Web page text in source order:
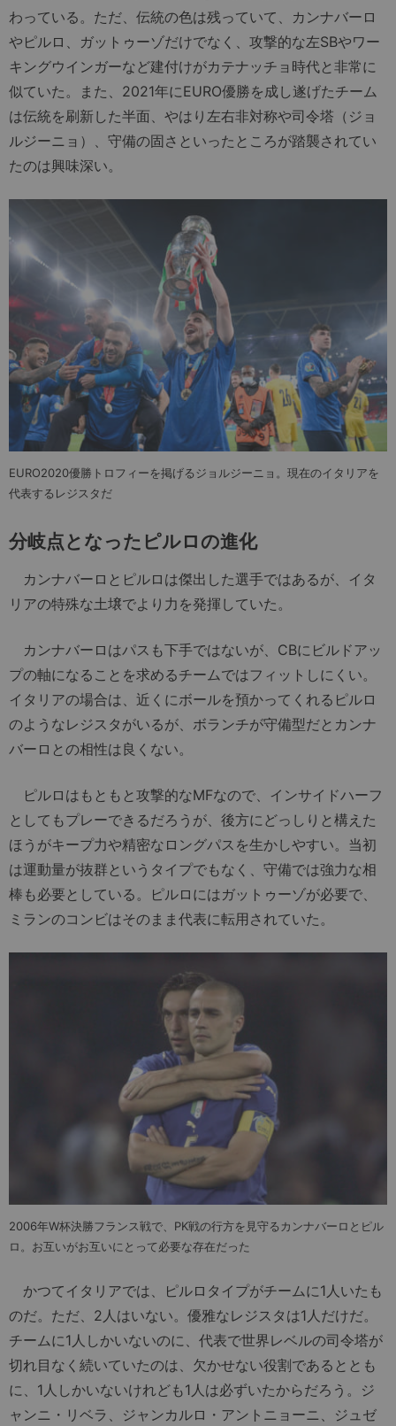
わっている。ただ、伝統の色は残っていて、カンナバーロ
やピルロ、ガットゥーゾだけでなく、攻撃的な左SBやワー
キングウインガーなど建付けがカテナッチョ時代と非常に
似ていた。また、2021年にEURO優勝を成し遂げたチーム
は伝統を刷新した半面、やはり左右非対称や司令塔（ジョ
ルジーニョ）、守備の固さといったところが踏襲されてい
たのは興味深い。
EURO2020優勝トロフィーを掲げるジョルジーニョ。現在のイタリアを
代表するレジスタだ
分岐点となったピルロの進化
カンナバーロとピルロは傑出した選手ではあるが、イタ
リアの特殊な土壌でより力を発揮していた。
カンナバーロはパスも下手ではないが、CBにビルドアッ
プの軸になることを求めるチームではフィットしにくい。
イタリアの場合は、近くにボールを預かってくれるピルロ
のようなレジスタがいるが、ボランチが守備型だとカンナ
バーロとの相性は良くない。
ピルロはもともと攻撃的なMFなので、インサイドハーフ
としてもプレーできるだろうが、後方にどっしりと構えた
ほうがキープ力や精密なロングパスを生かしやすい。当初
は運動量が抜群というタイプでもなく、守備では強力な相
棒も必要としている。ピルロにはガットゥーゾが必要で、
ミランのコンビはそのまま代表に転用されていた。
2006年W杯決勝フランス戦で、PK戦の行方を見守るカンナバーロとピル
ロ。お互いがお互いにとって必要な存在だった
かつてイタリアでは、ピルロタイプがチームに1人いたも
のだ。ただ、2人はいない。優雅なレジスタは1人だけだ。
チームに1人しかいないのに、代表で世界レベルの司令塔が
切れ目なく続いていたのは、欠かせない役割であるととも
に、1人しかいないけれども1人は必ずいたからだろう。ジ
ャンニ・リベラ、ジャンカルロ・アントニョーニ、ジュゼ